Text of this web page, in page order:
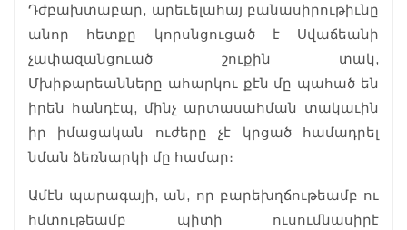
Դժբախտաբար, արեւելահայ բանասիրութիւնը
անոր հետքը կորսնցուցած է Սվաճեանի
չափազանցուած շուքին տակ,
Մխիթարեանները ահարկու քէն մը պահած են
իրեն հանդէպ, մինչ արտասահման տակաւին
իր իմացական ուժերը չէ կրցած համադրել
նման ձեռնարկի մը համար։
Ամէն պարագայի, ան, որ բարեխղճութեամբ ու
հմտութեամբ պիտի ուսումնասիրէ